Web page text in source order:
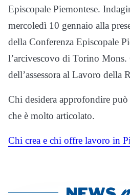
Episcopale Piemontese.
mercoledì 10 gennaio alla
della Conferenza Episcopale
l’arcivescovo di Torino Mons.
dell’assessora al Lavoro della
Chi desidera approfondire
che è molto articolato.
Chi crea e chi offre lavoro in